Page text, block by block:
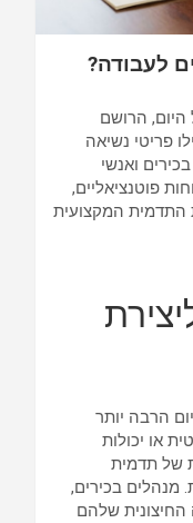
לעבודה?
הרושם
פריטי נשיאה
ואנשי
פוטנציאליים,
התדמית המקצועית
הרבה יותר
או יכולות
של תדמית
מנהלים בכירים,
החיצונית שלהם